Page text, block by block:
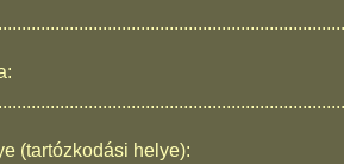
(tartózkodási helye):